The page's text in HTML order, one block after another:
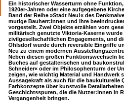
Ein historischer Wasserturm ohne
1920er-Jahren oder eine aufgegebene
Band der Reihe »Stadt Neu!« des
mutige Bauherr:innen und ihre
vorgestellt. Zwei Objekte erzählen vom
militärisch genutzte Viktoria-Kaserne
zivilgesellschaftlichen Engagements, und
Ohlsdorf wurde durch reversible Eingriffe
Neu zu einem modernen
Neben diesen großen Funktionswechseln
Buches auf gestalterischen und
Schneider« oder im Philosophenturm der
zeigen, wie wichtig Material und Handwerk
Aussagekraft als auch für die baukulturelle
Farbkonzepte über kunstvolle
Geschichtsspuren, die die Nutzer:innen in
Vergangenheit bringen.